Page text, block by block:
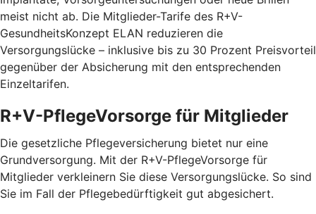
meist nicht ab. Die Mitglieder-Tarife des R+V-
GesundheitsKonzept ELAN reduzieren die
Versorgungslücke – inklusive bis zu 30 Prozent Preis­vorteil
gegenüber der Absicherung mit den entspre­chenden
Einzel­tarifen.
R+V-PflegeVorsorge für Mitglieder
Die gesetzliche Pflegeversicherung bietet nur eine
Grundversorgung. Mit der R+V-PflegeVorsorge für
Mitglieder verkleinern Sie diese Versorgungslücke. So sind
Sie im Fall der Pflegebedürftigkeit gut abgesichert.